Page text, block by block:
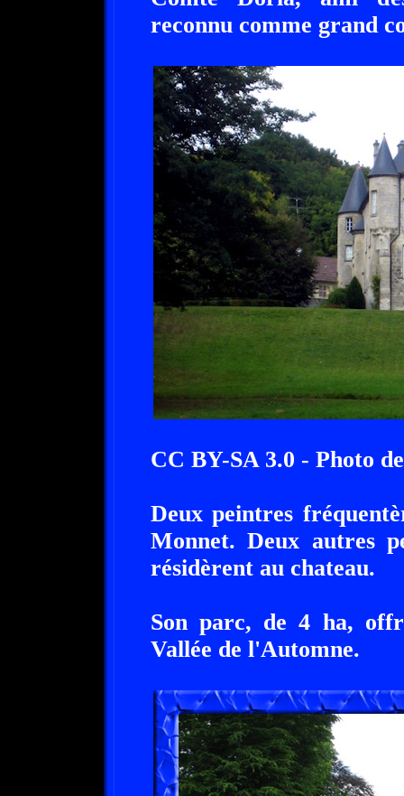
reconnu comme grand
CC BY-SA 3.0 - Photo
Deux peintres
Monnet. Deux autres
résidèrent au chateau.
Son parc, de 4 ha,
Vallée de l'Automne.